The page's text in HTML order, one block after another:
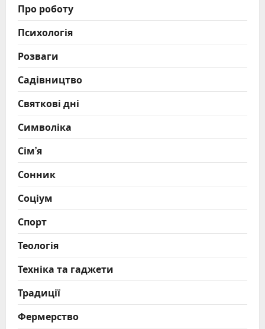
Про роботу
Психологія
Розваги
Садівництво
Святкові дні
Символіка
Сім’я
Сонник
Соціум
Спорт
Теологія
Техніка та гаджети
Традиції
Фермерство